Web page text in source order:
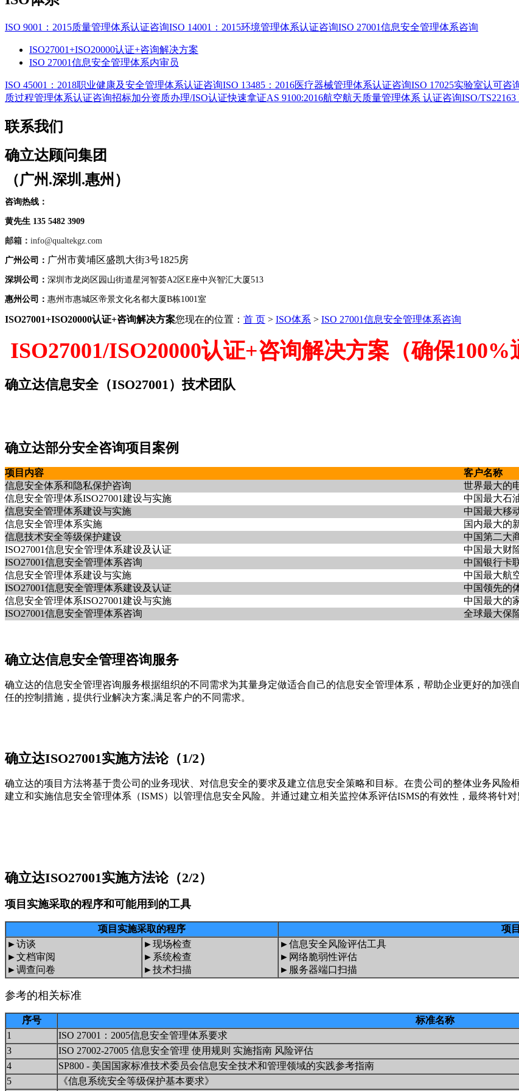
ISO 9001：2015质量管理体系认证咨询ISO 14001：2015环境管理体系认证咨询ISO 27001信息安全管理体系咨询
ISO27001+ISO20000认证+咨询解决方案
ISO 27001信息安全管理体系内审员
ISO 45001：2018职业健康及安全管理体系认证咨询ISO 13485：2016医疗器械管理体系认证咨询ISO 17025实验室认可咨
质过程管理体系认证咨询招标加分资质办理/ISO认证快速拿证AS 9100:2016航空航天质量管理体系 认证咨询ISO/
联系我们
确立达顾问集团
（广州.深圳.惠州）
咨询热线：
黄先生 135 5482 3909
邮箱： info@qualtekgz.com
广州公司： 广州市黄埔区盛凯大街3号1825房
深圳公司： 深圳市龙岗区园山街道星河智荟A2区E座中兴智汇大厦513
惠州公司： 惠州市惠城区帝景文化名都大厦B栋1001室
ISO27001+ISO20000认证+咨询解决方案您现在的位置： 首 页 > ISO体系 > ISO 27001信息安全管理体系咨询
ISO27001/ISO20000认证+咨询解决方案（确保100%
确立达信息安全（ISO27001）技术团队
确立达部分安全咨询项目案例
项目内容
客户名称
信息安全体系和隐私保护咨询
世界最大的
信息安全管理体系ISO27001建设与实施
中国最大石
信息安全管理体系建设与实施
中国最大移
信息安全管理体系实施
国内最大的
信息技术安全等级保护建设
中国第二大
ISO27001信息安全管理体系建设及认证
中国最大财
ISO27001信息安全管理体系咨询
中国银行卡
信息安全管理体系建设与实施
中国最大航
ISO27001信息安全管理体系建设及认证
中国领先的
信息安全管理体系ISO27001建设与实施
中国最大的
ISO27001信息安全管理体系咨询
全球最大保
确立达信息安全管理咨询服务
确立达的信息安全管理咨询服务根据组织的不同需求为其量身定做适合自己的信息安全管理体系，帮助企业更好的加
任的控制措施，提供行业解决方案,满足客户的不同需求。
确立达ISO27001实施方法论（1/2）
确立达的项目方法将基于贵公司的业务现状、对信息安全的要求及建立信息安全策略和目标。在贵公司的整体业务风险
建立和实施信息安全管理体系（ISMS）以管理信息安全风险。并通过建立相关监控体系评估ISMS的有效性，最终将针
确立达ISO27001实施方法论（2/2）
项目实施采取的程序和可能用到的工具
项目实施采取的程序
项
►访谈
►文档审阅
►调查问卷
►现场检查
►系统检查
►技术扫描
►信息安全风险评估工具
►网络脆弱性评估
►服务器端口扫描
参考的相关标准
序号
标准名称
1
ISO 27001：2005信息安全管理体系要求
3
ISO 27002-27005 信息安全管理 使用规则 实施指南 风险评估
4
SP800 - 美国国家标准技术委员会信息安全技术和管理领域的实践参考指南
5
《信息系统安全等级保护基本要求》